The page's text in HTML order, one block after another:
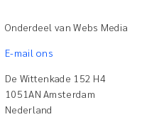
Onderdeel van Webs Media
E-mail ons
De Wittenkade 152 H4
1051AN Amsterdam
Nederland